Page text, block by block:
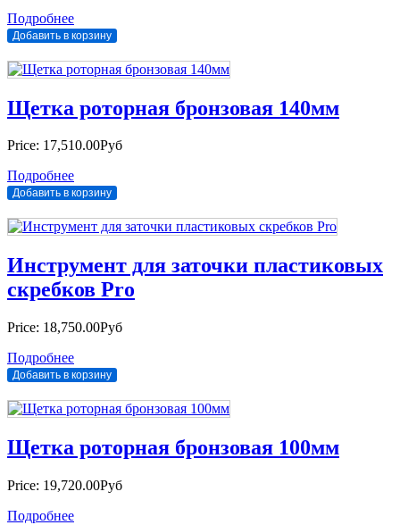
Подробнее
Щетка роторная бронзовая 140мм
Price: 17,510.00Руб
Подробнее
Инструмент для заточки пластиковых
скребков Pro
Price: 18,750.00Руб
Подробнее
Щетка роторная бронзовая 100мм
Price: 19,720.00Руб
Подробнее